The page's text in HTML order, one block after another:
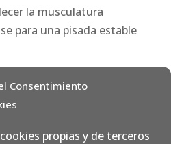
Consentimiento
propias y de terceros
la musculatura
para una pisada estable